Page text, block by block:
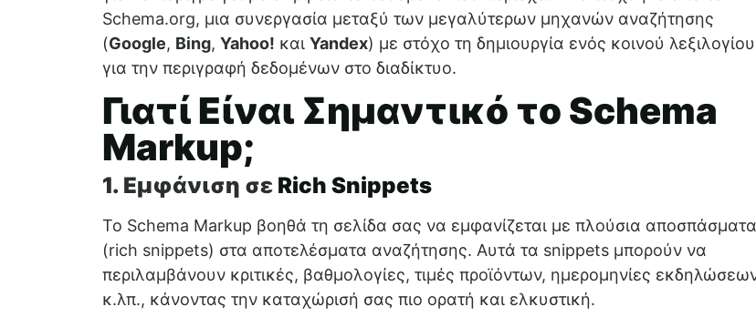
Schema.org, μια συνεργασία μεταξύ των μεγαλύτερων μηχανών αναζήτησης
(Google, Bing, Yahoo! και Yandex) με στόχο τη δημιουργία ενός κοινού λεξιλογίου
για την περιγραφή δεδομένων στο διαδίκτυο.
Γιατί Είναι Σημαντικό το Schema
Markup;
1. Εμφάνιση σε Rich Snippets
Το Schema Markup βοηθά τη σελίδα σας να εμφανίζεται με πλούσια αποσπάσματα
(rich snippets) στα αποτελέσματα αναζήτησης. Αυτά τα snippets μπορούν να
περιλαμβάνουν κριτικές, βαθμολογίες, τιμές προϊόντων, ημερομηνίες
κ.λπ., κάνοντας την καταχώρισή σας πιο ορατή και ελκυστική.